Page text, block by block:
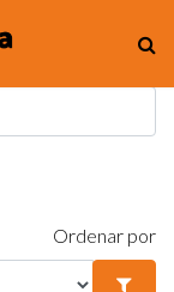
Ordenar por